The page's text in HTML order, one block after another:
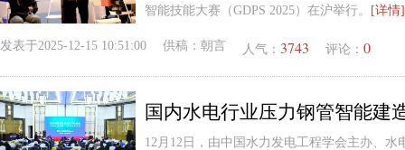
智能技能大赛（GDPS 2025）在沪举行。
[详情]
发表于2025-12-15 10:51:00 供稿： 朝言 人气： 3743 评论： 0
国内水电行业压力钢管智能建
12月12日，由中国水力发电工程学会主办、